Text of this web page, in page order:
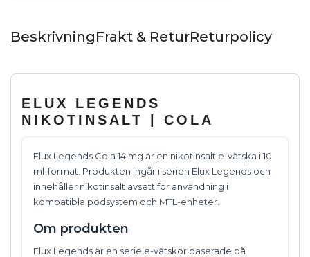
BeskrivningFrakt & ReturReturpolicy
ELUX LEGENDS
NIKOTINSALT | COLA
Elux Legends Cola 14 mg är en nikotinsalt e-vätska i 10
ml-format. Produkten ingår i serien Elux Legends och
innehåller nikotinsalt avsett för användning i
kompatibla podsystem och MTL-enheter.
Om produkten
Elux Legends är en serie e-vätskor baserade på